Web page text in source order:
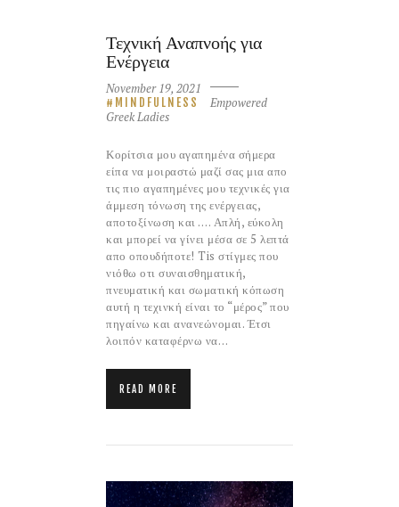
Τεχνική Αναπνοής για
Ενέργεια
November 19, 2021
MINDFULNESS
Empowered
Greek Ladies
Κορίτσια μου αγαπημένα σήμερα
είπα να μοιραστώ μαζί σας μια απο
τις πιο αγαπημένες μου τεχνικές για
άμμεση τόνωση της ενέργειας,
αποτοξίνωση και …. Απλή, εύκολη
και μπορεί να γίνει μέσα σε 5 λεπτά
απο οπουδήποτε! Tis στίγμες που
νιόθω οτι συναισθηματική,
πνευματική και σωματική κόπωση
αυτή η τεχινκή είναι το “μέρος” που
πηγαίνω και ανανεώνομαι. Έτσι
λοιπόν καταφέρνω να…
READ MORE